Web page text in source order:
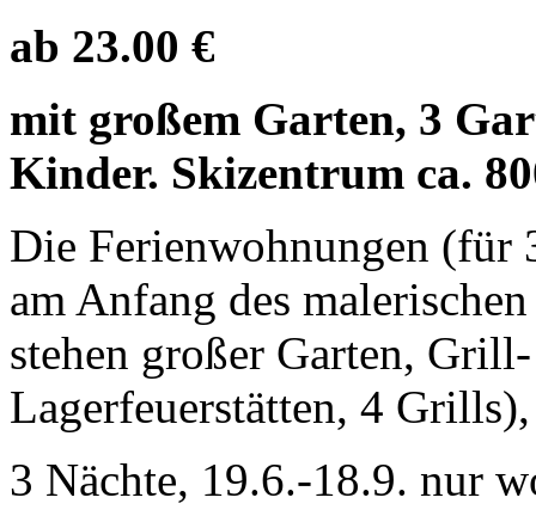
ab 23.00 €
mit großem Garten, 3
Kinder. Skizentrum ca.
Die Ferienwohnungen (für
am Anfang des
stehen großer Garten,
Lagerfeuerstätten, 4
3 Nächte, 19.6.-18.9. nur